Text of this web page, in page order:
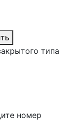
типа
номер